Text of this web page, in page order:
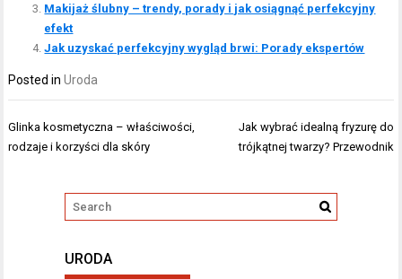
Makijaż ślubny – trendy, porady i jak osiągnąć perfekcyjny
efekt
Jak uzyskać perfekcyjny wygląd brwi: Porady ekspertów
Posted inUroda
Nawigacja
wpisu
Glinka kosmetyczna – właściwości,
rodzaje i korzyści dla skóry
Jak wybrać idealną fryzurę do
trójkątnej twarzy? Przewodnik
URODA